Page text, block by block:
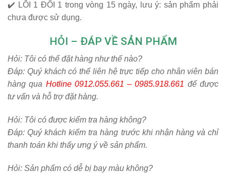
✔️ LỖI 1 ĐỔI 1 trong vòng 15 ngày, lưu ý: sản phẩm phải
chưa được sử dụng.
HỎI – ĐÁP VỀ SẢN PHẨM
Hỏi: Tôi có thể đặt hàng như thế nào?
Đáp: Quý khách có thể liên hệ trực tiếp cho nhân viên bán
hàng qua Hotline 0912.055.661 – 0985.918.661 để được
tư vấn và hỗ trợ đặt hàng.
Hỏi: Tôi có được kiểm tra hàng không?
Đáp: Quý khách kiểm tra hàng trước khi nhận hàng và chỉ
thanh toán khi thấy ưng ý về sản phẩm.
Hỏi: Sản phẩm có dễ bị bay màu không?